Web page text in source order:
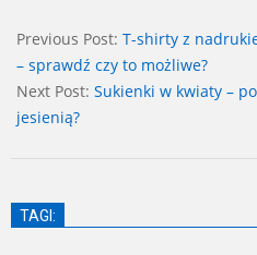
06-
10
Previous Post: T-shirty z
– sprawdź czy to możliwe?
Next Post: Sukienki w kwiaty –
jesienią?
TAGI: